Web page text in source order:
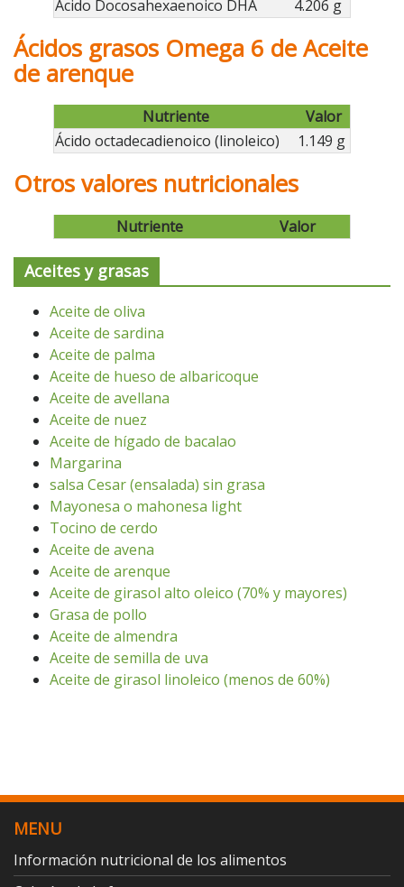
Ácido Docosahexaenoico DHA
4.206 g
Ácidos grasos Omega 6 de Aceite
de arenque
Nutriente
Valor
Ácido octadecadienoico (linoleico)
1.149 g
Otros valores nutricionales
Nutriente Valor
Aceites y grasas
Aceite de oliva
Aceite de sardina
Aceite de palma
Aceite de hueso de albaricoque
Aceite de avellana
Aceite de nuez
Aceite de hígado de bacalao
Margarina
salsa Cesar (ensalada) sin grasa
Mayonesa o mahonesa light
Tocino de cerdo
Aceite de avena
Aceite de arenque
Aceite de girasol alto oleico (70% y mayores)
Grasa de pollo
Aceite de almendra
Aceite de semilla de uva
Aceite de girasol linoleico (menos de 60%)
MENU
Información nutricional de los alimentos